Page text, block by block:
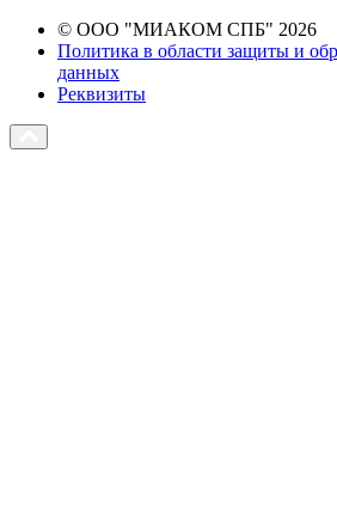
© ООО "МИАКОМ СПБ" 2026
Политика в области защиты и
данных
Реквизиты